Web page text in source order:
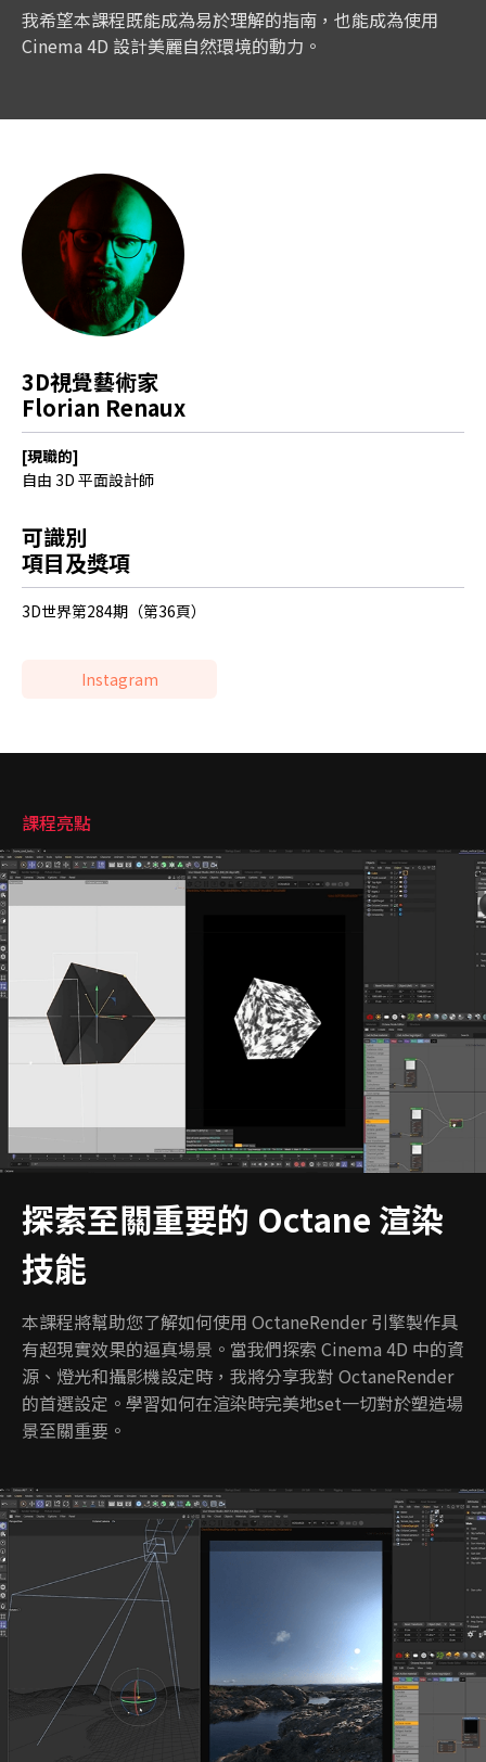
我希望本課程既能成為易於理解的指南，也能成為使用
Cinema 4D 設計美麗自然環境的動力。
3D視覺藝術家
Florian Renaux
[現職的]
自由 3D 平面設計師
可識別
項目及獎項
3D世界第284期（第36頁）
Instagram
課程亮點
探索至關重要的 Octane 渲染
技能
本課程將幫助您了解如何使用 OctaneRender 引擎製作具
有超現實效果的逼真場景。當我們探索 Cinema 4D 中的資
源、燈光和攝影機設定時，我將分享我對 OctaneRender
的首選設定。學習如何在渲染時完美地set一切對於塑造場
景至關重要。